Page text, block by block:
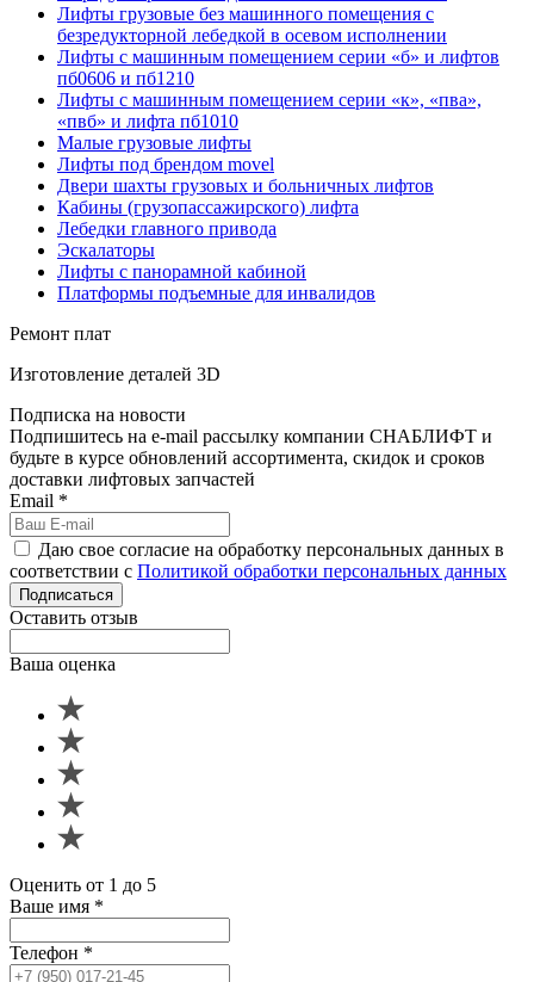
Лифты грузовые без машинного помещения с
безредукторной лебедкой в осевом исполнении
Лифты с машинным помещением серии «б» и лифтов
пб0606 и пб1210
Лифты с машинным помещением серии «к», «пва»,
«пвб» и лифта пб1010
Малые грузовые лифты
Лифты под брендом movel
Двери шахты грузовых и больничных лифтов
Кабины (грузопассажирского) лифта
Лебедки главного привода
Эскалаторы
Лифты с панорамной кабиной
Платформы подъемные для инвалидов
Ремонт плат
Изготовление деталей 3D
Подписка на новости
Подпишитесь на e-mail рассылку компании СНАБЛИФТ и
будьте в курсе обновлений ассортимента, скидок и сроков
доставки лифтовых запчастей
Email *
Даю свое согласие на обработку персональных данных в
соответствии с Политикой обработки персональных данных
Подписаться
Оставить отзыв
Ваша оценка
Оценить от 1 до 5
Ваше имя *
Телефон *